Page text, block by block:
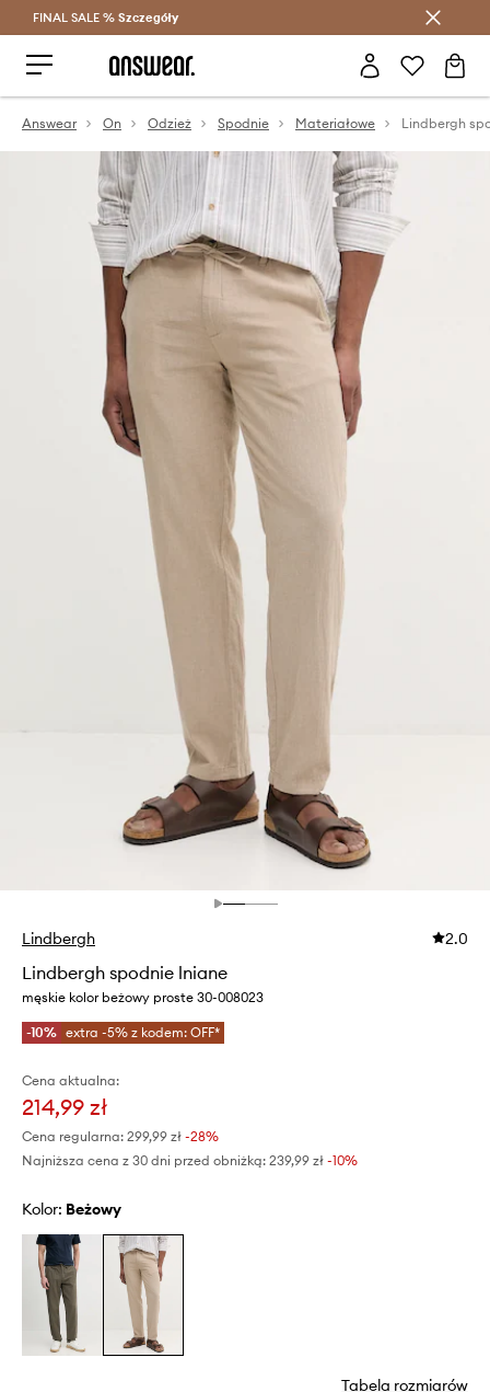
Oszczędzaj z Answear Club >
FINAL SALE % Szczegóły
Answear On Odzież Spodnie Materiałowe Lindbergh
Lindbergh 2.0
Lindbergh spodnie lniane
męskie kolor beżowy proste 30-008023
-10% extra -5% z kodem: OFF*
Cena aktualna:
214,99 zł
Cena regularna: 299,99 zł -28%
Najniższa cena z 30 dni przed obniżką: 239,99 zł -10%
Kolor: beżowy
Tabela rozmiarów